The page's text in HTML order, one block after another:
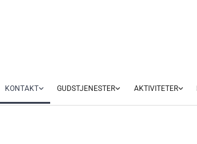
KONTAKT GUDSTJENESTER AKTIVITETER